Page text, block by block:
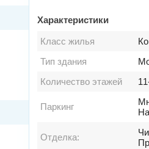
Характеристики
Класс жилья
Тип здания
Количество этажей
Паркинг
Отделка: